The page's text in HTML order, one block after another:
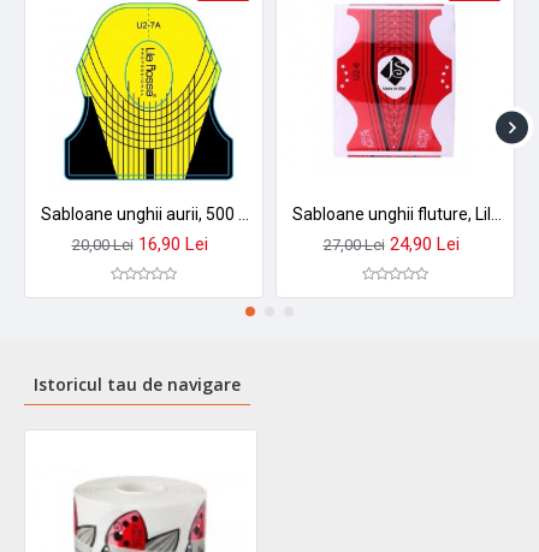
20,00 Lei 16,90 Lei 27,00 Lei 24,90 Lei
Istoricul tau de navigare